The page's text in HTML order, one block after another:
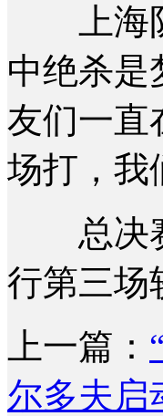
上海队
中绝杀是
友们一直
场打，我
总决赛
行第三场
上一篇：
尔多夫启